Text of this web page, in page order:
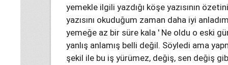
yemekle ilgili yazdığı köşe yazısının
yazısını okuduğum zaman daha iyi
yemeğe az bir süre kala ' Ne oldu o eski
yanlış anlamış belli değil. Söyledi ama
şekil ile bu iş yürümez, değiş, sen değiş